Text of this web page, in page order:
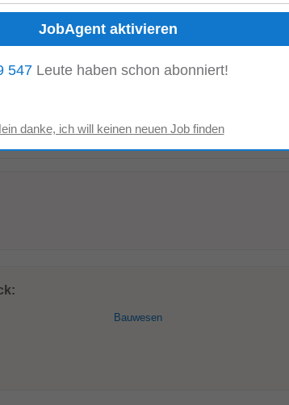
und Wochenenddiensten im geregelten Rahmen
Installateur,
Bauwesen
547 Leute haben schon abonniert!